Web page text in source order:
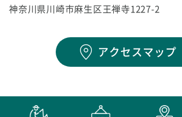
神奈川県川崎市麻生区王禅寺1227-2
アクセスマップ